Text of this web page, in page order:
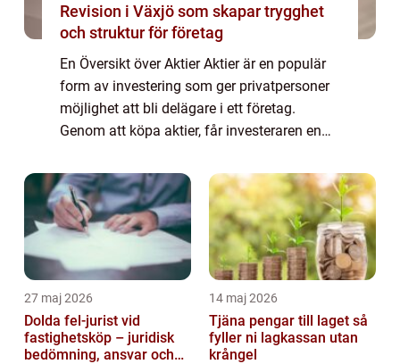
Revision i Växjö som skapar trygghet
och struktur för företag
En Översikt över Aktier Aktier är en populär
form av investering som ger privatpersoner
möjlighet att bli delägare i ett företag.
Genom att köpa aktier, får investeraren en
Aktier kan vara en lukrativ investe...
27 maj 2026
Dolda fel-jurist vid
fastighetsköp – juridisk
bedömning, ansvar och
14 maj 2026
Tjäna pengar till laget så
fyller ni lagkassan utan
krångel